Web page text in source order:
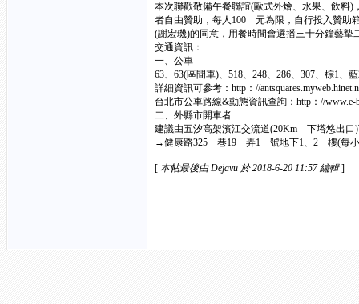
本次聯歡敬備午餐聯誼(歐式外燴、水果、飲料
者自由贊助，每人100 元為限，自行投入贊助
(謝宏璣)的同意，用餐時間會選播三十分鐘藝摯
交通資訊：
一、公車
63、63(區間車)、518、248、286、307、棕1、
詳細資訊可參考：http：//
台北市公車路線&動態資訊查詢：http：//www.e-
二、外縣市開車者
建議由五汐高架濱江交流道(20Km 下塔悠出口
→健康路325 巷19 弄1 號地下1、2 樓(每小
[本帖最後由 Dejavu 於 2018-6-20 11:57 編輯]